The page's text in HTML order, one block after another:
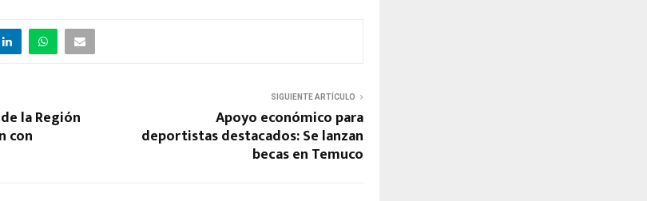
la Región
con
SIGUIENTE ARTÍCULO
Apoyo económico para
deportistas destacados: Se lanzan
becas en Temuco